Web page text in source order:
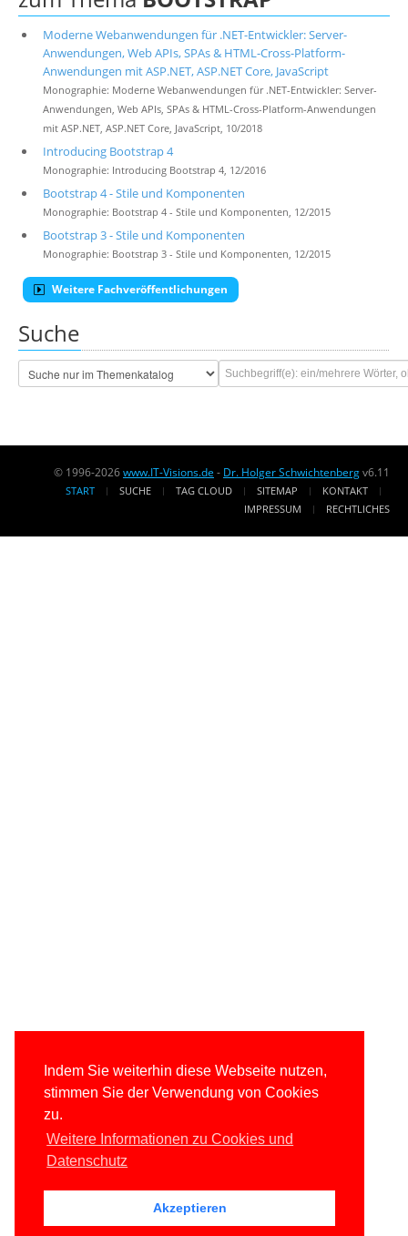
Indem Sie weiterhin diese Webseite nutzen,
stimmen Sie der Verwendung von Cookies
zu.
Weitere Informationen zu Cookies und
Datenschutz
Akzeptieren
Moderne Webanwendungen für .NET-Entwickler: Server-
Anwendungen, Web APIs, SPAs & HTML-Cross-Platform-
Anwendungen mit ASP.NET, ASP.NET Core, JavaScript
Monographie: Moderne Webanwendungen für .NET-Entwickler: Server-
Anwendungen, Web APIs, SPAs & HTML-Cross-Platform-Anwendungen
mit ASP.NET, ASP.NET Core, JavaScript, 10/2018
Introducing Bootstrap 4
Monographie: Introducing Bootstrap 4, 12/2016
Bootstrap 4 - Stile und Komponenten
Monographie: Bootstrap 4 - Stile und Komponenten, 12/2015
Bootstrap 3 - Stile und Komponenten
Monographie: Bootstrap 3 - Stile und Komponenten, 12/2015
Weitere Fachveröffentlichungen
Suche
© 1996-2026www.IT-Visions.de - Dr. Holger Schwichtenbergv6.11
START SUCHE TAG CLOUD SITEMAP
KONTAKT
IMPRESSUM
RECHTLICHES